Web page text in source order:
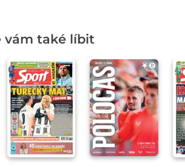
vám také líbit